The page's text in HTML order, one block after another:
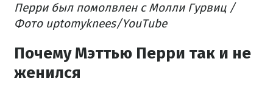
Перри был помолвлен с Молли Гурвиц /
Фото uptomyknees/YouTube
Почему Мэттью Перри так и не
женился